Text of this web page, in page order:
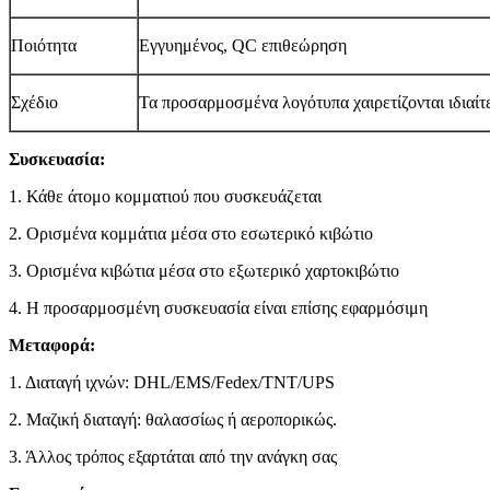
Ποιότητα Εγγυημένος, QC επιθεώρηση
Σχέδιο Τα προσαρμοσμένα λογότυπα χαιρετίζονται
Συσκευασία:
1. Κάθε άτομο κομματιού που συσκευάζεται
2. Ορισμένα κομμάτια μέσα στο εσωτερικό κιβώτιο
3. Ορισμένα κιβώτια μέσα στο εξωτερικό χαρτοκιβώτιο
4. Η προσαρμοσμένη συσκευασία είναι επίσης εφαρμόσιμη
Μεταφορά:
1. Διαταγή ιχνών: DHL/EMS/Fedex/TNT/UPS
2. Μαζική διαταγή: θαλασσίως ή αεροπορικώς.
3. Άλλος τρόπος εξαρτάται από την ανάγκη σας